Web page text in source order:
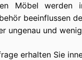
Möbel werden
beeinflussen
ungenau und
erhalten Sie